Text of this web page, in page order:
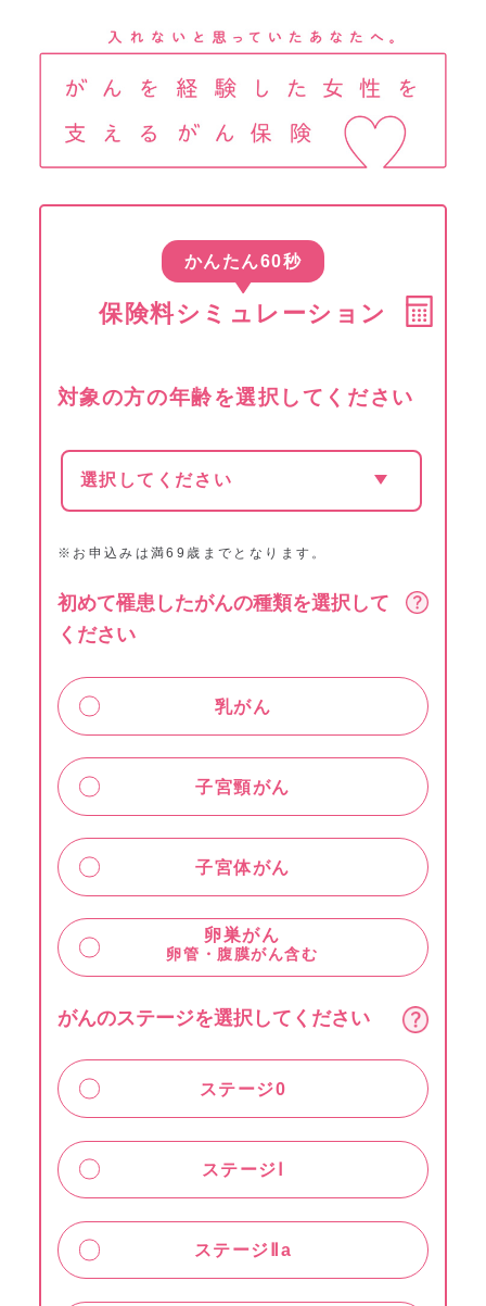
かんたん60秒
保険料シミュレーション
対象の方の年齢を選択してください
※お申込みは満69歳までとなります。
初めて罹患したがんの種類を選択して
ください
乳がん
子宮頸がん
子宮体がん
卵巣がん
卵管・腹膜がん含む
がんのステージを選択してください
ステージ0
ステージⅠ
ステージⅡa